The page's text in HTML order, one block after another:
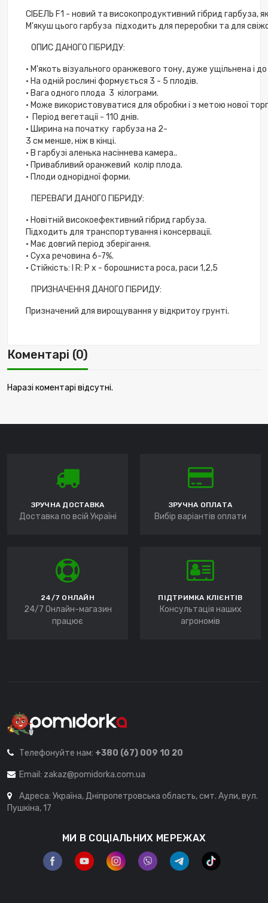
СІБЕЛЬ F1 - новий та високопродуктивний гібрид гарбуза,
М'якуш цього гарбуза підходить для переробки та для
ОПИСДАНОГО ГІБРИДУ:
• М'якоть візуального оранжевого тону,дуже ущільнена і до
• На одній рослині формується 3 - 5 плодів.
• Вага одного плода 3 кілограми.
• Може використовуватися для обробки і з метою нової
• Період вегетації - 110 днів.
• Ширина на початку гарбуза на 2-
3 см менше,ніжв кінці.
• В гарбузі аленька насіннева камера..
• Привабливий оранжевий колір плода.
• Плоди однорідноїформи.
ПЕРЕВАГИ ДАНОГО ГІБРИДУ:
• Новітній високоефективний гібрид гарбуза.
Підходить для транспортування і консервації.
• Має довгий період зберігання.
• Суха речовина 6-7%.
• Стійкість: R: P x - борошниста роса,раси 1,2,5
ПРИЗНАЧЕННЯ ДАНОГО ГІБРИДУ:
Призначений для вирощування увідкритоугрунті.
Коментарі (0)
Наразі коментарі відсутні.
ЗРУЧНА ДОСТАВКА
Доставка по всій Україні
ЗРУЧНА ОПЛАТА
Вибір варіантів оплати
24/7 ОНЛАЙН
24/7 Онлайн-магазин
працює
ПІДТРИМКА КЛІЄНТІВ
Консультація наших
агрономів
Телефонуйте нам: +380 (67) 009 10 20
Email: zakaz@pomidorka.com.ua
Адреса: Україна, Дніпропетровська область, смт. Аули, вул.
Пушкіна, 17
МИ В СОЦІАЛЬНИХ МЕРЕЖАХ